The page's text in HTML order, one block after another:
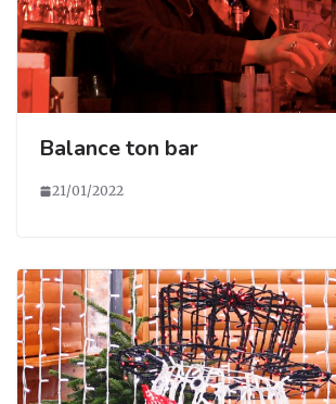
Balance ton bar
21/01/2022